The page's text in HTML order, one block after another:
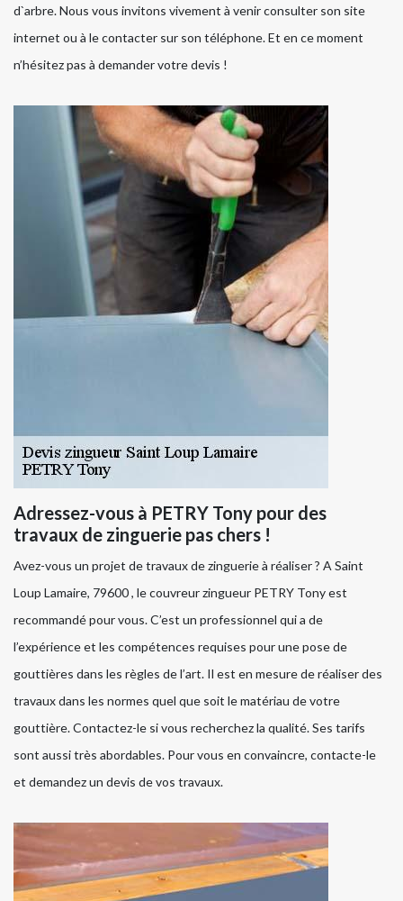
d`arbre. Nous vous invitons vivement à venir consulter son site
internet ou à le contacter sur son téléphone. Et en ce moment
n’hésitez pas à demander votre devis !
Adressez-vous à PETRY Tony pour des
travaux de zinguerie pas chers !
Avez-vous un projet de travaux de zinguerie à réaliser ? A Saint
Loup Lamaire, 79600 , le couvreur zingueur PETRY Tony est
recommandé pour vous. C’est un professionnel qui a de
l’expérience et les compétences requises pour une pose de
gouttières dans les règles de l’art. Il est en mesure de réaliser des
travaux dans les normes quel que soit le matériau de votre
gouttière. Contactez-le si vous recherchez la qualité. Ses tarifs
sont aussi très abordables. Pour vous en convaincre, contacte-le
et demandez un devis de vos travaux.